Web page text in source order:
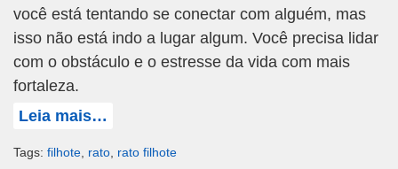
você está tentando se conectar com alguém, mas
isso não está indo a lugar algum. Você precisa lidar
com o obstáculo e o estresse da vida com mais
fortaleza.
Leia mais…
Tags: filhote rato rato filhote